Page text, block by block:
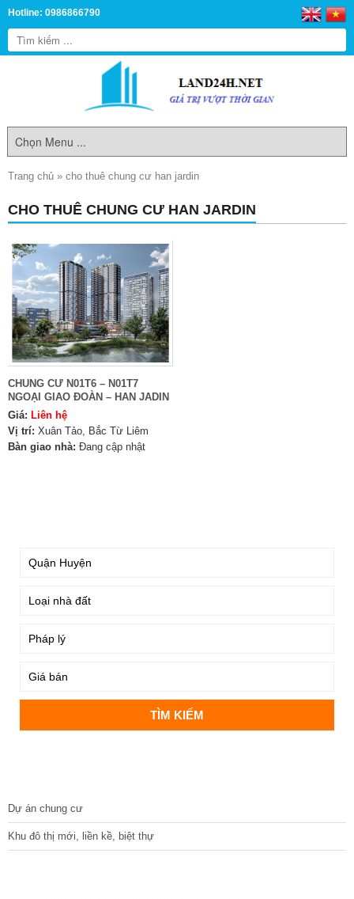
Hotline: 0986866790
Trang chủ » cho thuê chung cư han jardin
CHO THUÊ CHUNG CƯ HAN JARDIN
CHUNG CƯ N01T6 – N01T7
NGOẠI GIAO ĐOÀN – HAN JADIN
Giá: Liên hệ
Vị trí: Xuân Tảo, Bắc Từ Liêm
Bàn giao nhà: Đang cập nhật
Dự án chung cư
Khu đô thị mới, liền kề, biệt thự